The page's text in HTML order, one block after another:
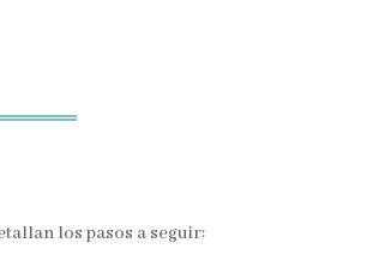
los pasos a seguir: